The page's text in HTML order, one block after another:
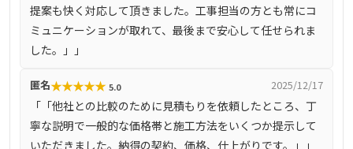
提案も快く対応して頂きました。工事担当の方とも常にコ
ミュニケーションが取れて、最後まで安心して任せられま
した。」」
匿名★★★★★ 5.0 2025/12/17
「「他社との比較のために見積もりを依頼したところ、丁
寧な説明で一般的な価格帯と施工方法をいくつか提示して
いただきました。納得の契約、価格、仕上がりです。」」